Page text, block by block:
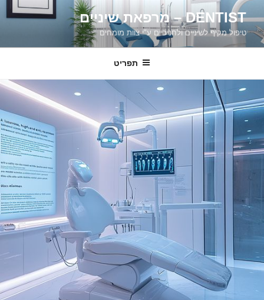
לתוכןDENTIST – מרפאת שיניים
טיפול מקיף לשיניים ולחניכיים ע"י צוות מומחים
תפריט